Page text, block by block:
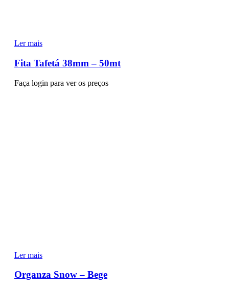
Ler mais
Fita Tafetá 38mm – 50mt
Faça login para ver os preços
Ler mais
Organza Snow – Bege